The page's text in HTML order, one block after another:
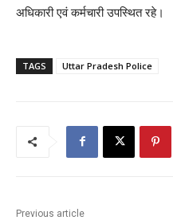
अधिकारी एवं कर्मचारी उपस्थित रहे।
TAGS Uttar Pradesh Police
Previous article